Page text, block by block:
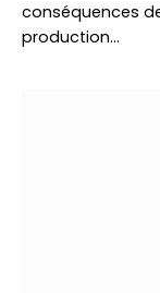
conséquences
production…